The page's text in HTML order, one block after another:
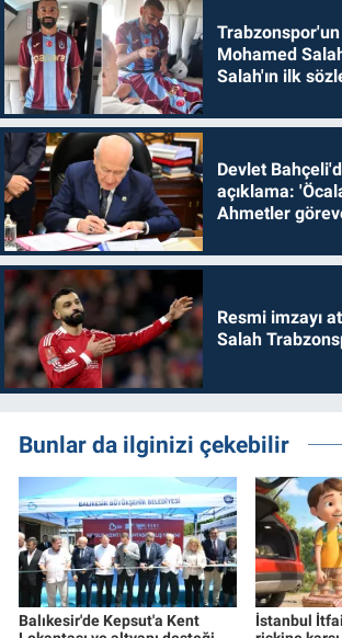
Mohamed
Salah'ın ilk
Devlet
açıklama:
Ahmetler
Resmi imzayı
Salah
Bunlar da ilginizi çekebilir
Balıkesir'de Kepsut'a Kent
İstanbul